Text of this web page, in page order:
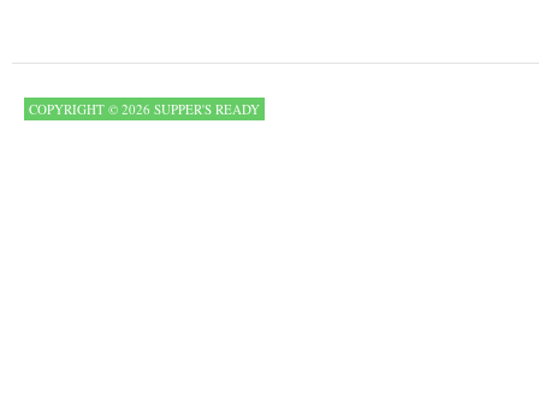
COPYRIGHT © 2026 SUPPER'S READY